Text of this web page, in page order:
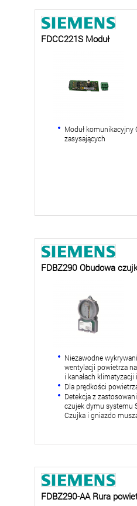
FDCC221S Moduł
Moduł komunikacyjny
zasysających
FDBZ290 Obudowa
Niezawodne
wentylacji powietrza
i kanałach
Dla prędkości
Detekcja z
czujek dymu systemu
Czujka i gniazdo
FDBZ290-AA Rura